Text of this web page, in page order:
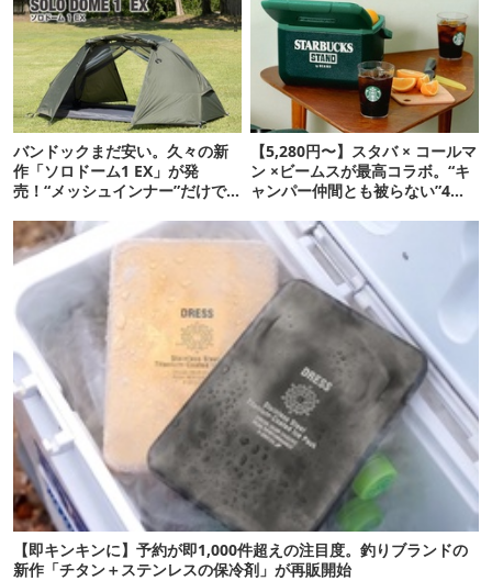
バンドックまだ安い。久々の新
作「ソロドーム1 EX」が発
売！“メッシュインナー”だけで
【5,280円〜】スタバ × コールマ
ン ×ビームスが最高コラボ。“キ
ャンパー仲間とも被らない”4ア
【即キンキンに】予約が即1,000件超えの注目度。釣りブランドの
新作「チタン＋ステンレスの保冷剤」が再販開始